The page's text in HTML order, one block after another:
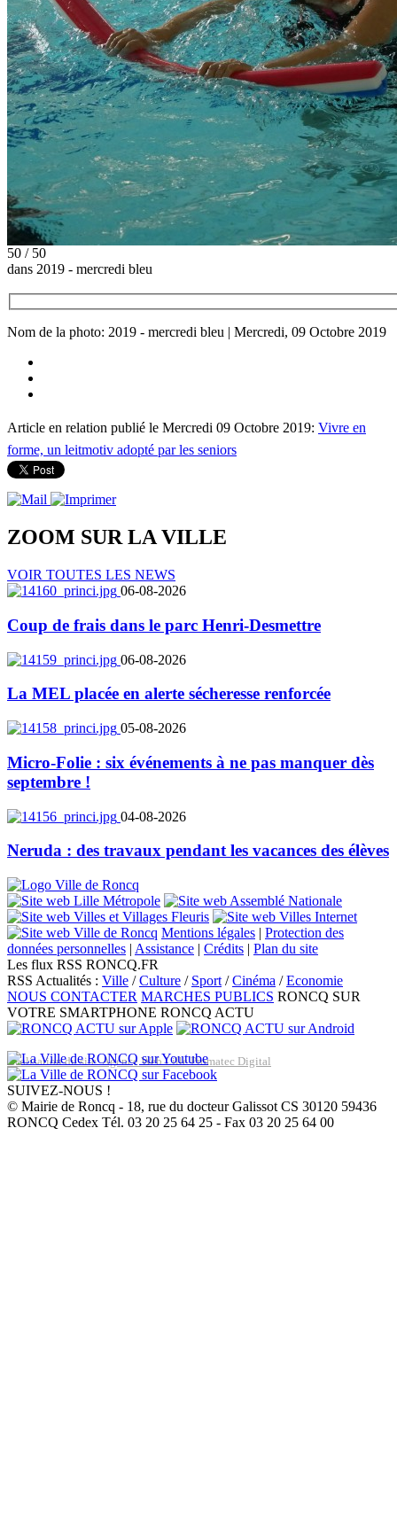
50 / 50
dans 2019 - mercredi bleu
Nom de la photo: 2019 - mercredi bleu | Mercredi, 09 Octobre 2019
Article en relation publié le Mercredi 09 Octobre 2019: Vivre en
forme, un leitmotiv adopté par les seniors
ZOOM SUR LAVILLE
VOIR TOUTES LES NEWS
06-08-2026
Coup de frais dans le parc Henri-Desmettre
06-08-2026
La MEL placée en alerte sécheresse renforcée
05-08-2026
Micro-Folie : six événements à ne pas manquer dès
septembre !
04-08-2026
Neruda : des travaux pendant les vacances des élèves
Mentions légales | Protection des
données personnelles | Assistance | Crédits | Plan du site
Les flux RSS RONCQ.FR
RSS Actualités : Ville /Culture / Sport /Cinéma /Economie
NOUS CONTACTER MARCHES PUBLICS RONCQ SUR
VOTRE SMARTPHONE RONCQ ACTU
Réalisation du site: Agence Web Lille Promatec Digital
SUIVEZ-NOUS !
© Mairie de Roncq - 18, rue du docteur Galissot CS 30120 59436
RONCQ Cedex Tél. 03 20 25 64 25 - Fax 03 20 25 64 00